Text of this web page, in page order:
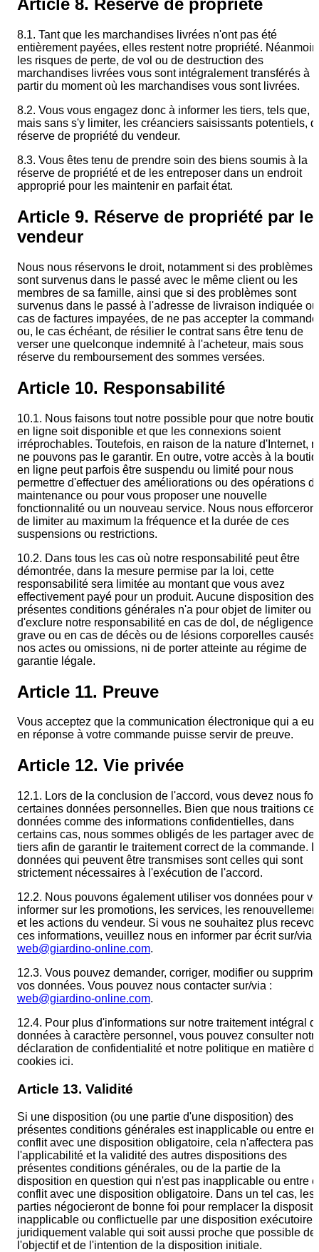
Article 8. Réserve de propriété
8.1. Tant que les marchandises livrées n'ont pas été
entièrement payées, elles restent notre propriété.
les risques de perte, de vol ou de destruction des
marchandises livrées vous sont intégralement transférés à
partir du moment où les marchandises vous sont livrées.
8.2. Vous vous engagez donc à informer les tiers, tels que,
mais sans s'y limiter, les créanciers saisissants potentiels,
réserve de propriété du vendeur.
8.3. Vous êtes tenu de prendre soin des biens soumis à la
réserve de propriété et de les entreposer dans un endroit
approprié pour les maintenir en parfait état.
Article 9. Réserve de propriété par le
vendeur
Nous nous réservons le droit, notamment si des problèmes
sont survenus dans le passé avec le même client ou les
membres de sa famille, ainsi que si des problèmes sont
survenus dans le passé à l'adresse de livraison indiquée
cas de factures impayées, de ne pas accepter la commande
ou, le cas échéant, de résilier le contrat sans être tenu de
verser une quelconque indemnité à l'acheteur, mais sous
réserve du remboursement des sommes versées.
Article 10. Responsabilité
10.1. Nous faisons tout notre possible pour que notre
en ligne soit disponible et que les connexions soient
irréprochables. Toutefois, en raison de la nature d'Internet,
ne pouvons pas le garantir. En outre, votre accès à la
en ligne peut parfois être suspendu ou limité pour nous
permettre d'effectuer des améliorations ou des opérations
maintenance ou pour vous proposer une nouvelle
fonctionnalité ou un nouveau service. Nous nous
de limiter au maximum la fréquence et la durée de ces
suspensions ou restrictions.
10.2. Dans tous les cas où notre responsabilité peut être
démontrée, dans la mesure permise par la loi, cette
responsabilité sera limitée au montant que vous avez
effectivement payé pour un produit. Aucune disposition des
présentes conditions générales n'a pour objet de limiter ou
d'exclure notre responsabilité en cas de dol, de négligence
grave ou en cas de décès ou de lésions corporelles causés
nos actes ou omissions, ni de porter atteinte au régime de
garantie légale.
Article 11. Preuve
Vous acceptez que la communication électronique qui a eu
en réponse à votre commande puisse servir de preuve.
Article 12. Vie privée
12.1. Lors de la conclusion de l'accord, vous devez nous
certaines données personnelles. Bien que nous traitions
données comme des informations confidentielles, dans
certains cas, nous sommes obligés de les partager avec
tiers afin de garantir le traitement correct de la commande.
données qui peuvent être transmises sont celles qui sont
strictement nécessaires à l'exécution de l'accord.
12.2. Nous pouvons également utiliser vos données pour
informer sur les promotions, les services, les
et les actions du vendeur. Si vous ne souhaitez plus
ces informations, veuillez nous en informer par écrit sur/via :
web@giardino-online.com.
12.3. Vous pouvez demander, corriger, modifier ou
vos données. Vous pouvez nous contacter sur/via :
web@giardino-online.com.
12.4. Pour plus d'informations sur notre traitement intégral
données à caractère personnel, vous pouvez consulter
déclaration de confidentialité et notre politique en matière
cookies ici.
Article 13. Validité
Si une disposition (ou une partie d'une disposition) des
présentes conditions générales est inapplicable ou entre en
conflit avec une disposition obligatoire, cela n'affectera pas
l'applicabilité et la validité des autres dispositions des
présentes conditions générales, ou de la partie de la
disposition en question qui n'est pas inapplicable ou entre
conflit avec une disposition obligatoire. Dans un tel cas, les
parties négocieront de bonne foi pour remplacer la
inapplicable ou conflictuelle par une disposition exécutoire
juridiquement valable qui soit aussi proche que possible de
l'objectif et de l'intention de la disposition initiale.